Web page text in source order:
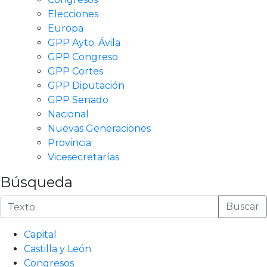
Elecciones
Europa
GPP Ayto. Ávila
GPP Congreso
GPP Cortes
GPP Diputación
GPP Senado
Nacional
Nuevas Generaciones
Provincia
Vicesecretarías
Búsqueda
Buscar
Capital
Castilla y León
Congresos